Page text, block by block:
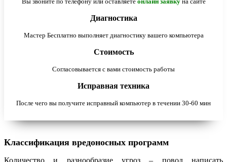
Диагностика
Мастер Бесплатно выполняет диагностику вашего компьютера
Стоимость
Согласовывается с вами стоимость работы
Исправная техника
После чего вы получите исправный компьютер в течении 30-60 мин
Классификация вредоносных программ
Количество и разнообразие угроз – повод написать